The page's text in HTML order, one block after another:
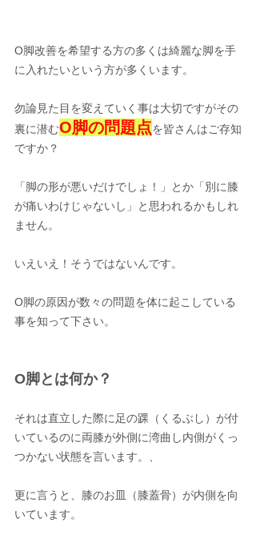
O脚改善を希望する方の多くは綺麗な脚を手
に入れたいという方が多くいます。
勿論見た目を変えていく事は大切ですがその
裏に潜むO脚の問題点を皆さんはご存知
ですか？
「脚の形が悪いだけでしょ！」とか「別に膝
が痛いわけじゃないし」と思われるかもしれ
ません。
いえいえ！そうではないんです。
O脚の原因が数々の問題を体に起こしている
事を知って下さい。
O脚とは何か？
それは直立した際に足の踝（くるぶし）が付
いているのに両膝が外側に湾曲し内側がくっ
つかない状態を言います。、
更に言うと、膝のお皿（膝蓋骨）が内側を向
いています。